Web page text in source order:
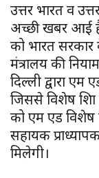
उत्तर भारत व
अच्छी खबर आई है
को भारत सरकार
मंत्रालय की
दिल्ली द्वारा एम
जिससे विशेष शिक्षा
को एम एड विशेष
सहायक
मिलेगी।